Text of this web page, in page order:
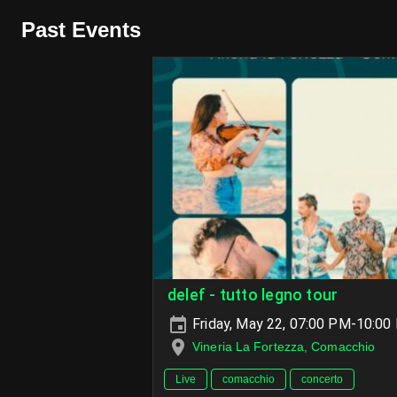
Past Events
delef - tutto legno tour
Friday, May 22, 07:00 PM-10:00
Vineria La Fortezza, Comacchio
Live comacchio concerto